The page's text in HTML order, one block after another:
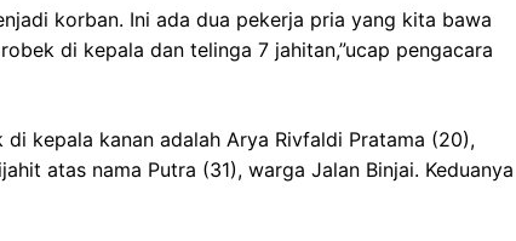
korban. Ini ada dua pekerja pria yang kita bawa
di kepala dan telinga 7 jahitan,”ucap pengacara
kepala kanan adalah Arya Rivfaldi Pratama (20),
atas nama Putra (31), warga Jalan Binjai. Keduanya